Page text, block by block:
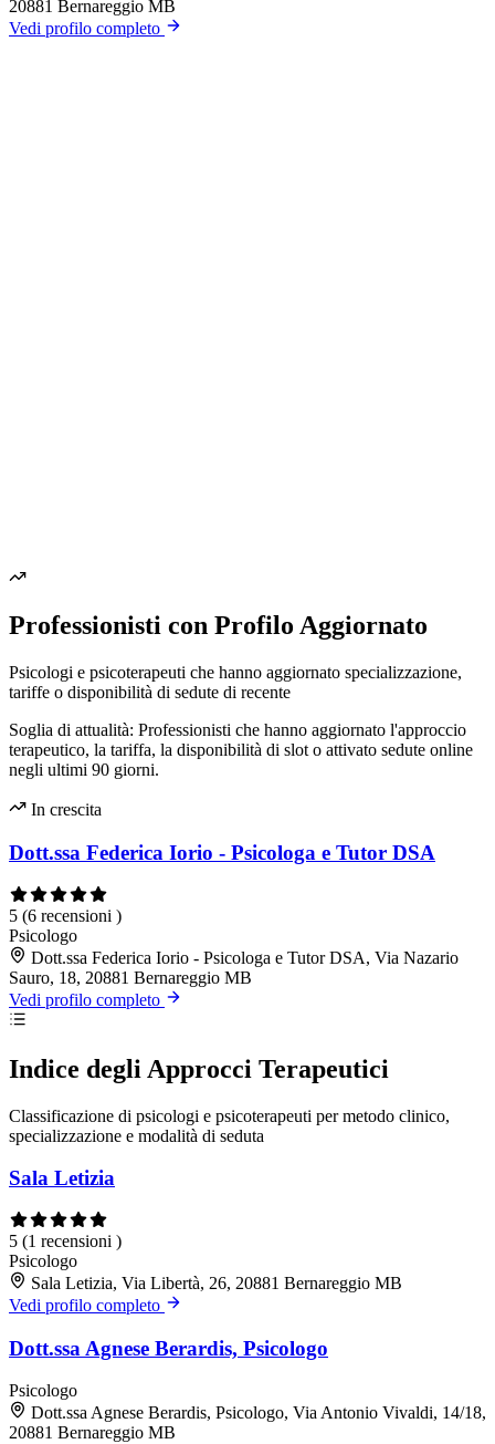
20881 Bernareggio MB
Vedi profilo completo
Professionisti con Profilo Aggiornato
Psicologi e psicoterapeuti che hanno aggiornato specializzazione,
tariffe o disponibilità di sedute di recente
Soglia di attualità: Professionisti che hanno aggiornato l'approccio
terapeutico, la tariffa, la disponibilità di slot o attivato sedute online
negli ultimi 90 giorni.
In crescita
Dott.ssa Federica Iorio - Psicologa e Tutor DSA
5 (6 recensioni )
Psicologo
Dott.ssa Federica Iorio - Psicologa e Tutor DSA, Via Nazario
Sauro, 18, 20881 Bernareggio MB
Vedi profilo completo
Indice degli Approcci Terapeutici
Classificazione di psicologi e psicoterapeuti per metodo clinico,
specializzazione e modalità di seduta
Sala Letizia
5 (1 recensioni )
Psicologo
Sala Letizia, Via Libertà, 26, 20881 Bernareggio MB
Vedi profilo completo
Dott.ssa Agnese Berardis, Psicologo
Psicologo
Dott.ssa Agnese Berardis, Psicologo, Via Antonio Vivaldi, 14/18,
20881 Bernareggio MB